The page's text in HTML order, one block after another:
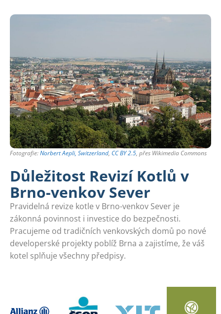
Fotografie:Norbert Aepli, Switzerland, CC BY 2.5, přes Wikimedia Commons
Důležitost Revizí Kotlů v
Brno-venkov Sever
Pravidelná revize kotle v Brno-venkov Sever je
zákonná povinnost i investice do bezpečnosti.
Pracujeme od tradičních venkovských domů po nové
developerské projekty poblíž Brna a zajistíme, že váš
kotel splňuje všechny předpisy.